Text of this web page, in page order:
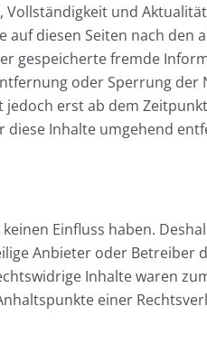
und
diesen Seiten nach den
gespeicherte fremde
oder Sperrung
erst ab dem
diese Inhalte umgehend
Einfluss haben.
Anbieter oder Betreiber
Inhalte waren
einer